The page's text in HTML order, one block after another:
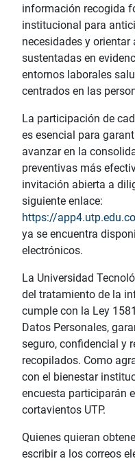
información recogida
institucional para
necesidades y
sustentadas en
entornos laborales
centrados en las
La participación de
es esencial para
avanzar en la
preventivas más
invitación abierta a
siguiente enlace:
https://
ya se encuentra
electrónicos.
La Universidad
del tratamiento de la
cumple con la Ley
Datos Personales,
seguro, confidencial y
recopilados. Como
con el bienestar
encuesta participarán
cortavientos UTP.
Quienes quieran
escribir a los correos